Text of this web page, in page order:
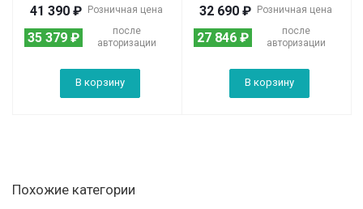
Розничная цена
41 390 ₽
после
авторизации
35 379 ₽
В корзину
Розничная цена
32 690 ₽
после
авторизации
27 846 ₽
В корзину
Похожие категории